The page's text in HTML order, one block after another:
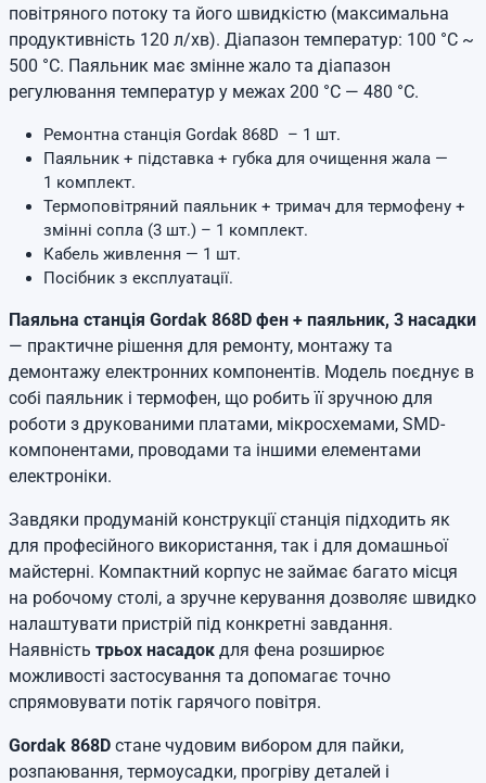
повітряного потоку та його швидкістю (максимальна
продуктивність 120 л/хв). Діапазон температур: 100 °C ~
500 °C. Паяльник має змінне жало та діапазон
регулювання температур у межах 200 °C — 480 °C.
Ремонтна станція Gordak 868D – 1 шт.
Паяльник + підставка + губка для очищення жала —
1 комплект.
Термоповітряний паяльник + тримач для термофену +
змінні сопла (3 шт.) – 1 комплект.
Кабель живлення — 1 шт.
Посібник з експлуатації.
Паяльна станція Gordak 868D фен + паяльник, 3 насадки
— практичне рішення для ремонту, монтажу та
демонтажу електронних компонентів. Модель поєднує в
собі паяльник і термофен, що робить її зручною для
роботи з друкованими платами, мікросхемами, SMD-
компонентами, проводами та іншими елементами
електроніки.
Завдяки продуманій конструкції станція підходить як
для професійного використання, так і для домашньої
майстерні. Компактний корпус не займає багато місця
на робочому столі, а зручне керування дозволяє швидко
налаштувати пристрій під конкретні завдання.
Наявність трьох насадок для фена розширює
можливості застосування та допомагає точно
спрямовувати потік гарячого повітря.
Gordak 868D стане чудовим вибором для пайки,
розпаювання, термоусадки, прогріву деталей і